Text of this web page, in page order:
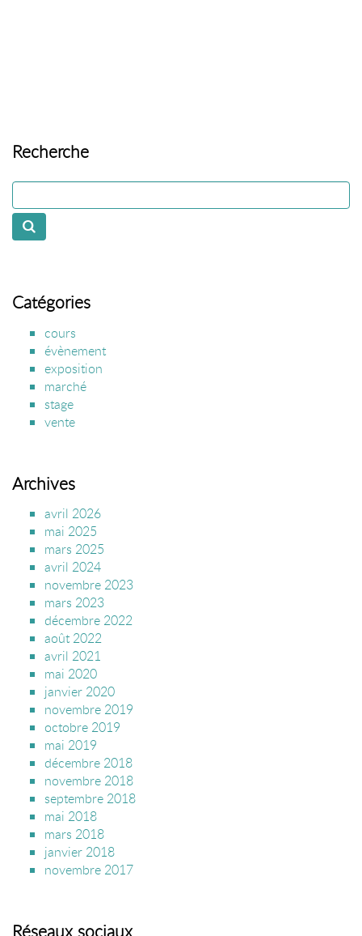
Recherche
Catégories
cours
évènement
exposition
marché
stage
vente
Archives
avril 2026
mai 2025
mars 2025
avril 2024
novembre 2023
mars 2023
décembre 2022
août 2022
avril 2021
mai 2020
janvier 2020
novembre 2019
octobre 2019
mai 2019
décembre 2018
novembre 2018
septembre 2018
mai 2018
mars 2018
janvier 2018
novembre 2017
Réseaux sociaux